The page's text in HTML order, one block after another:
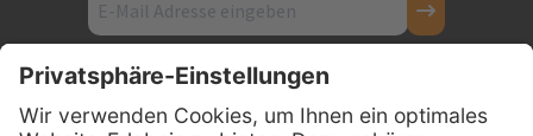
Kontakt
Firmensitz